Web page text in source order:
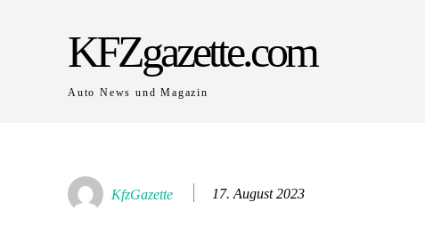
KFZgazette.com
Auto News und Magazin
KfzGazette 17. August 2023